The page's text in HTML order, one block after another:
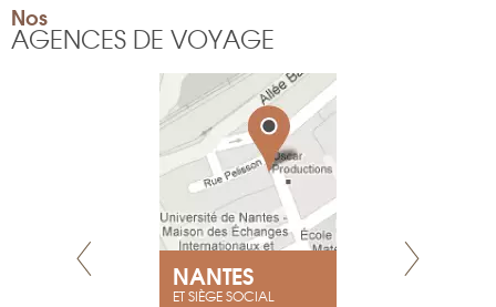
Nos
AGENCES DE VOYAGE
NANTES
ET SIÈGE SOCIAL